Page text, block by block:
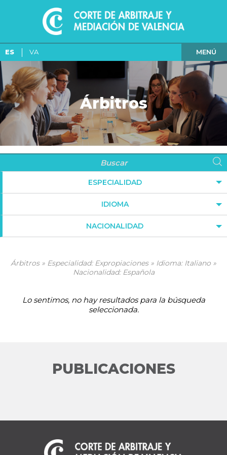
ES VA MENÚ
Árbitros
ESPECIALIDAD
IDIOMA
NACIONALIDAD
Árbitros » Especialidad: Expropiaciones » Idioma: Italiano »
Nacionalidad: Española
Lo sentimos, no hay resultados para la búsqueda
seleccionada.
PUBLICACIONES